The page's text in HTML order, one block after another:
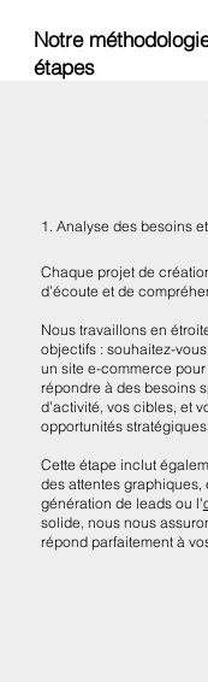
Notre
étapes
1. Analyse des besoins
Chaque projet de
d’écoute et de
Nous travaillons en
objectifs : souhaitez-
un site e-commerce
répondre à des besoins
d’activité, vos cibles, et
opportunités stratégiques.
Cette étape inclut
des attentes
génération de leads ou l'
solide, nous nous
répond parfaitement à